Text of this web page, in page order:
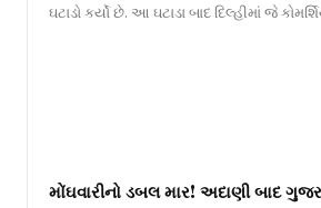
ઘટાડો કર્યો છે. આ ઘટાડા બાદ દિલ્હીમાં જે
મોંઘવારીનો ડબલ માર! અદાણી બાદ